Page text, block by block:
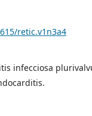
retic.v1n3a4
infecciosa